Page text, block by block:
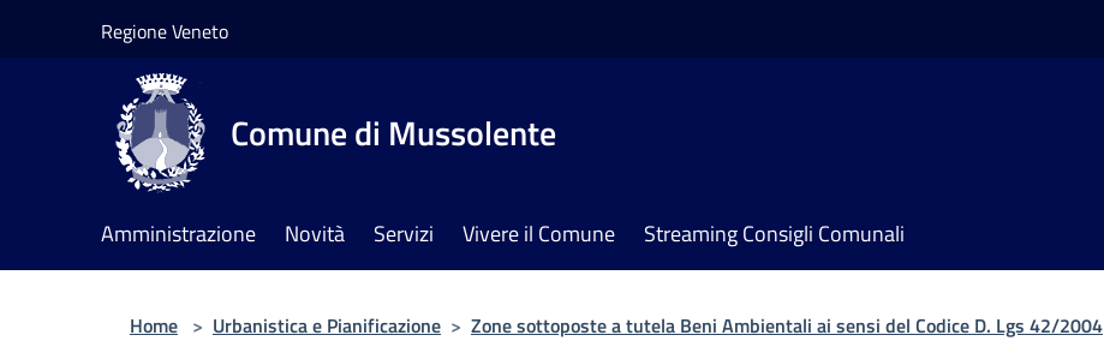
Regione Veneto
Comune di Mussolente
Amministrazione Novità Servizi Vivere il Comune Streaming Consigli Comunali
Home > Urbanistica e Pianificazione > Zone sottoposte a tutela Beni Ambientali ai sensi del Codice D. Lgs 42/2004